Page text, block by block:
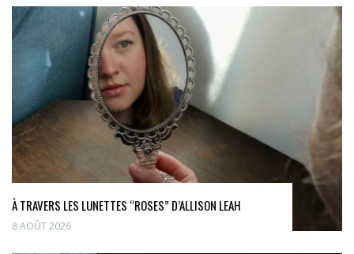
À TRAVERS LES LUNETTES “ROSES” D’ALLISON LEAH
8 AOÛT 2026